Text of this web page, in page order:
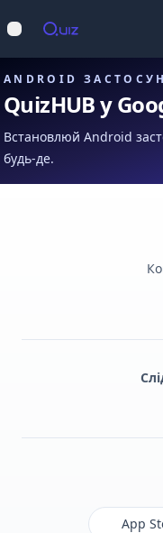
Відкрити меню
ANDROID
QuizHUB у
Встановлюй Android
будь-де.
App